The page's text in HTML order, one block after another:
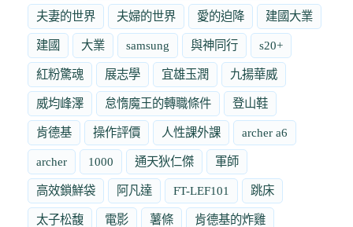
夫妻的世界 夫婦的世界 愛的迫降 建國大業
建國 大業 samsung 與神同行 s20+
紅粉驚魂 展志學 宜雄玉潤 九揚華威
威均峰澤 怠惰魔王的轉職條件 登山鞋
肯德基 操作評價 人性課外課 archer a6
archer 1000 通天狄仁傑 軍師
高效鎖鮮袋 阿凡達 FT-LEF101 跳床
太子松馥 電影 薯條 肯德基的炸雞